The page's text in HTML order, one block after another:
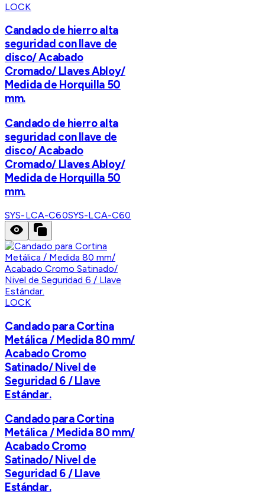
LOCK
Candado de hierro alta
seguridad con llave de
disco/ Acabado
Cromado/ Llaves Abloy/
Medida de Horquilla 50
mm.
Candado de hierro alta
seguridad con llave de
disco/ Acabado
Cromado/ Llaves Abloy/
Medida de Horquilla 50
mm.
SYS-LCA-C60SYS-LCA-C60
LOCK
Candado para Cortina
Metálica / Medida 80 mm/
Acabado Cromo
Satinado/ Nivel de
Seguridad 6 / Llave
Estándar.
Candado para Cortina
Metálica / Medida 80 mm/
Acabado Cromo
Satinado/ Nivel de
Seguridad 6 / Llave
Estándar.